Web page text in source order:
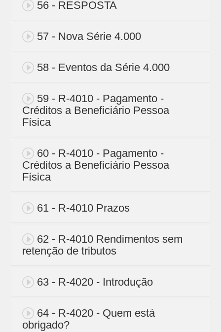
56 - RESPOSTA
57 - Nova Série 4.000
58 - Eventos da Série 4.000
59 - R-4010 - Pagamento -
Créditos a Beneficiário Pessoa
Física
60 - R-4010 - Pagamento -
Créditos a Beneficiário Pessoa
Física
61 - R-4010 Prazos
62 - R-4010 Rendimentos sem
retenção de tributos
63 - R-4020 - Introdução
64 - R-4020 - Quem está
obrigado?